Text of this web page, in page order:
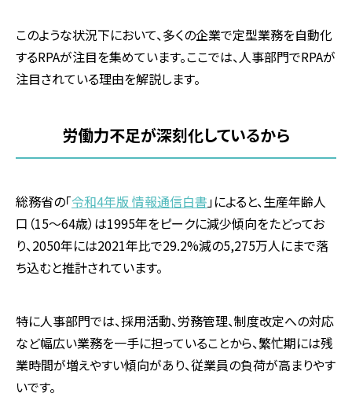
このような状況下において、多くの企業で定型業務を自動化
するRPAが注目を集めています。ここでは、人事部門でRPAが
注目されている理由を解説します。
労働力不足が深刻化しているから
総務省の「令和4年版 情報通信白書 」によると、生産年齢人
口（15～64歳）は1995年をピークに減少傾向をたどってお
り、2050年には2021年比で29.2%減の5,275万人にまで落
ち込むと推計されています。
特に人事部門では、採用活動、労務管理、制度改定への対応
など幅広い業務を一手に担っていることから、繁忙期には残
業時間が増えやすい傾向があり、従業員の負荷が高まりやす
いです。